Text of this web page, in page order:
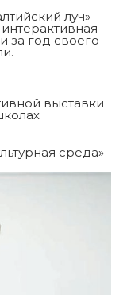
луч»
за год своего
выставки
среда»